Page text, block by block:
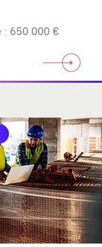
: 650 000 €